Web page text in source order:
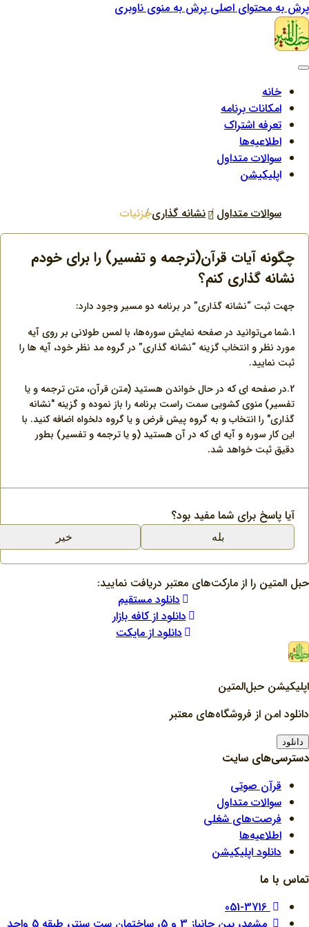
پرش به محتوای اصلیپرش به منوی ناوبری
خانه
امکانات برنامه
تعرفه اشتراک
اطلاعیه‌ها
سوالات متداول
اپلیکیشن
سوالات متداول نشانه گذاریجزئیات
چگونه آیات قرآن(ترجمه و تفسیر) را برای خودم
نشانه گذاری کنم؟
جهت ثبت “نشانه گذاری” در برنامه دو مسیر وجود دارد:
1.شما می‌توانید در صفحه نمایش سوره‌ها، با لمس طولانی بر روی آیه
مورد نظر و انتخاب گزینه “نشانه گذاری” در گروه مد نظر خود، آیه ها را
ثبت نمایید.
2.در صفحه اي که در حال خواندن هستيد (متن قرآن، متن ترجمه و يا
تفسير) منوی کشویی سمت راست برنامه را باز نموده و گزینه "نشانه
گذاری" را انتخاب و به گروه پيش فرض و يا گروه دلخواه اضافه کنید. با
اين کار سوره و آيه ای که در آن هستيد (و يا ترجمه و تفسير) بطور
دقيق ثبت خواهد شد.
آیا پاسخ برای شما مفید بود؟
بله خیر
حبل المتین را از مارکت‌های معتبر دریافت نمایید:
دانلود مستقیم
دانلود از کافه بازار
دانلود از مایکت
اپلیکیشن حبل‌المتین
دانلود امن از فروشگاه‌های معتبر
دانلود
دسترسی‌های سایت
قرآن صوتی
سوالات متداول
فرصت‌های شغلی
اطلاعیه‌ها
دانلود اپلیکیشن
تماس با ما
051-3716